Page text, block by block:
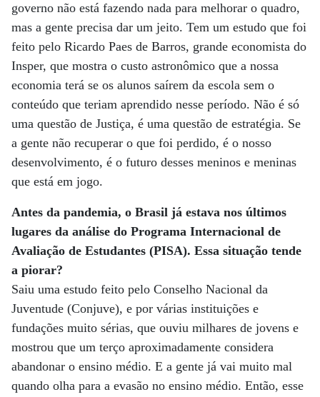
governo não está fazendo nada para melhorar o quadro,
mas a gente precisa dar um jeito. Tem um estudo que foi
feito pelo Ricardo Paes de Barros, grande economista do
Insper, que mostra o custo astronômico que a nossa
economia terá se os alunos saírem da escola sem o
conteúdo que teriam aprendido nesse período. Não é só
uma questão de Justiça, é uma questão de estratégia. Se
a gente não recuperar o que foi perdido, é o nosso
desenvolvimento, é o futuro desses meninos e meninas
que está em jogo.
Antes da pandemia, o Brasil já estava nos últimos
lugares da análise do Programa Internacional de
Avaliação de Estudantes (PISA). Essa situação tende
a piorar?
Saiu uma estudo feito pelo Conselho Nacional da
Juventude (Conjuve), e por várias instituições e
fundações muito sérias, que ouviu milhares de jovens e
mostrou que um terço aproximadamente considera
abandonar o ensino médio. E a gente já vai muito mal
quando olha para a evasão no ensino médio. Então, esse